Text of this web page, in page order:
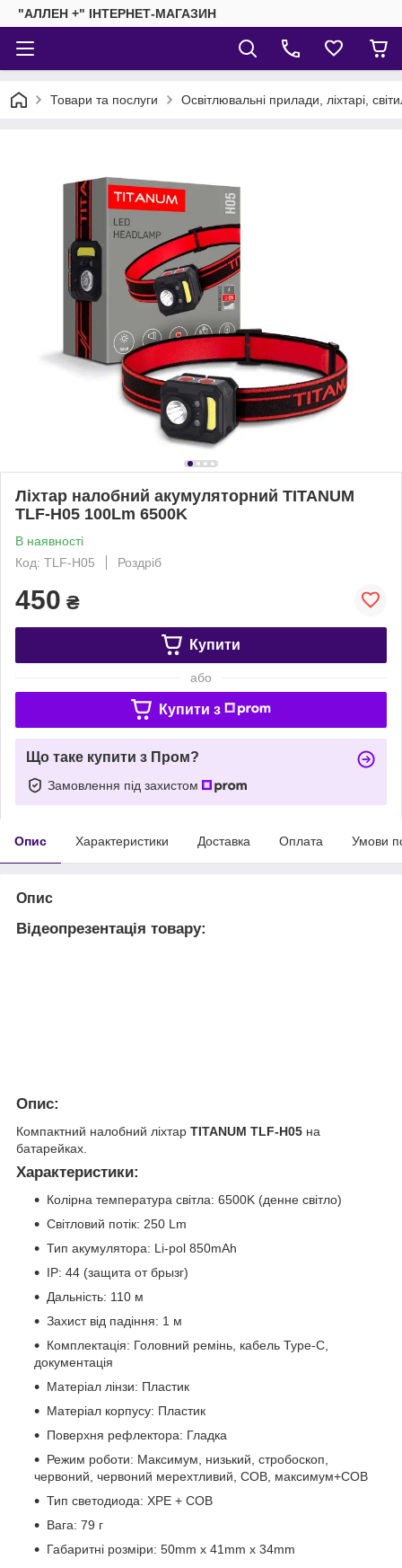
"АЛЛЕН +" ІНТЕРНЕТ-МАГАЗИН
Товари та послуги Освітлювальні прилади, ліхтарі,
Ліхтар налобний акумуляторний TITANUM
TLF-H05 100Lm 6500K
В наявності
Код: TLF-H05
Роздріб
450 ₴
Купити
або
Купити з
Що таке купити з Пром?
Замовлення під захистом
Опис Характеристики Доставка Оплата Умови
Опис
Відеопрезентація товару:
Опис:
Компактний налобний ліхтар TITANUM TLF-H05 на
батарейках.
Характеристики:
Колірна температура світла: 6500K (денне світло)
Світловий потік: 250 Lm
Тип акумулятора: Li-pol 850mAh
IP: 44 (защита от брызг)
Дальність: 110 м
Захист від падіння: 1 м
Комплектація: Головний ремінь, кабель Type-C,
документація
Матеріал лінзи: Пластик
Матеріал корпусу: Пластик
Поверхня рефлектора: Гладка
Режим роботи: Максимум, низький, стробоскоп,
червоний, червоний мерехтливий, COB, максимум+COB
Тип светодиода: XPE + COB
Вага: 79 г
Габаритні розміри: 50mm х 41mm х 34mm